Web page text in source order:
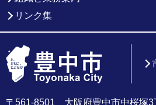
リンク集
〒561-8501 大阪府豊中市中桜塚3